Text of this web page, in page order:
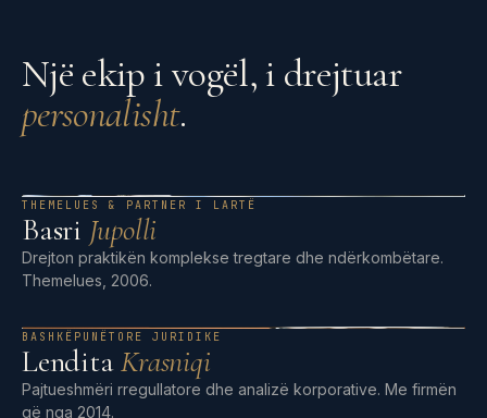
Një ekip i vogël, i drejtuar
personalisht.
THEMELUES & PARTNER I LARTË
Basri Jupolli
Drejton praktikën komplekse tregtare dhe ndërkombëtare.
Themelues, 2006.
BASHKËPUNËTORE JURIDIKE
LenditaKrasniqi
Pajtueshmëri rregullatore dhe analizë korporative. Me firmën
që nga 2014.